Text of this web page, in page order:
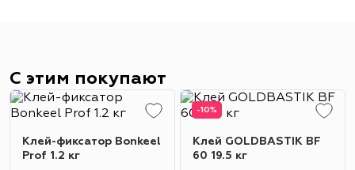
С этим покупают
Клей-фиксатор Bonkeel
Prof 1.2 кг
-10%
Клей GOLDBASTIK BF
60 19.5 кг